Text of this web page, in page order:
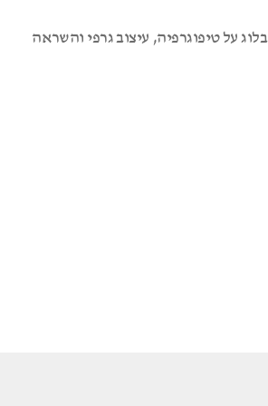
בלוג על טיפוגרפיה, עיצוב גרפי והשראה